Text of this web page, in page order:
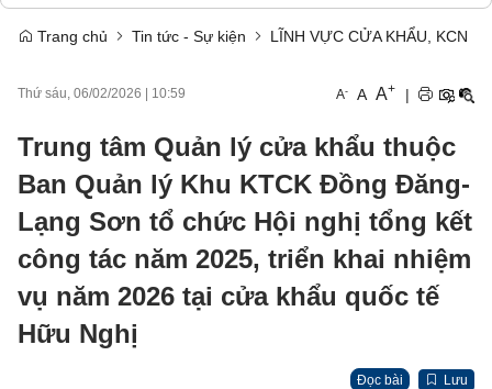
Trang chủ Tin tức - Sự kiện LĨNH VỰC CỬA KHẨU, KCN
Thứ sáu, 06/02/2026 10:59 A- A A+ |
Trung tâm Quản lý cửa khẩu thuộc
Ban Quản lý Khu KTCK Đồng Đăng-
Lạng Sơn tổ chức Hội nghị tổng kết
công tác năm 2025, triển khai nhiệm
vụ năm 2026 tại cửa khẩu quốc tế
Hữu Nghị
Đọc bài Lưu